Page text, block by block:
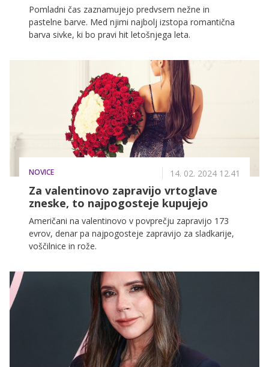
Pomladni čas zaznamujejo predvsem nežne in
pastelne barve. Med njimi najbolj izstopa romantična
barva sivke, ki bo pravi hit letošnjega leta.
NOVICE 14. 02. 2024 12.41
Za valentinovo zapravijo vrtoglave
zneske, to najpogosteje kupujejo
Američani na valentinovo v povprečju zapravijo 173
evrov, denar pa najpogosteje zapravijo za sladkarije,
voščilnice in rože.